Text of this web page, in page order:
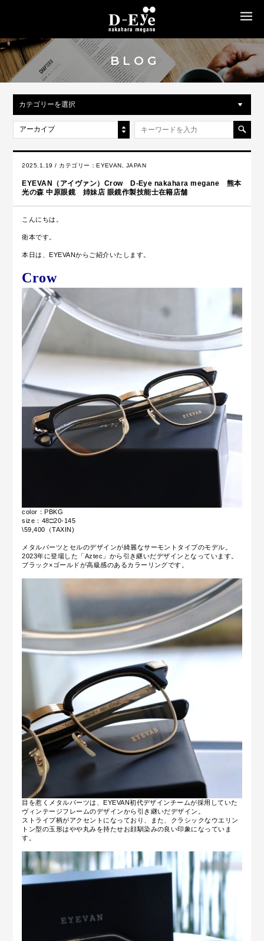
BLOG
カテゴリーを選択
アーカイブ
2025.1.19 / カテゴリー：EYEVAN JAPAN
EYEVAN（アイヴァン）Crow D-Eye nakahara megane 熊本
光の森 中原眼鏡 姉妹店 眼鏡作製技能士在籍店舗
こんにちは。
衛本です。
本日は、EYEVANからご紹介いたします。
Crow
color：PBKG
size：48□20-145
\59,400（TAXIN)
メタルパーツとセルのデザインが綺麗なサーモントタイプのモデル。
2023年に登場した「Aztec」から引き継いだデザインとなっています。
ブラック×ゴールドが高級感のあるカラーリングです。
目を惹くメタルパーツは、EYEVAN初代デザインチームが採用していた
ヴィンテージフレームのデザインから引き継いだデザイン。
ストライプ柄がアクセントになっており、また、クラシックなウエリン
トン型の玉形はやや丸みを持たせお顔馴染みの良い印象になっていま
す。